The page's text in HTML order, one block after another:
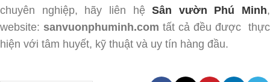
chuyên nghiệp, hãy liên hệSân vườn Phú Minh,
website: sanvuonphuminh.com tất cả đều được thực
hiện với tâm huyết, kỹ thuật và uy tín hàng đầu.